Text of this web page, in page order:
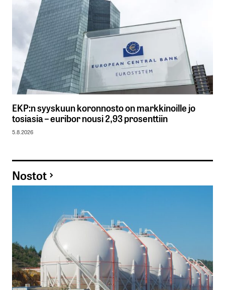
EKP:n syyskuun koronnosto on markkinoille jo
tosiasia – euribor nousi 2,93 prosenttiin
5.8.2026
Nostot